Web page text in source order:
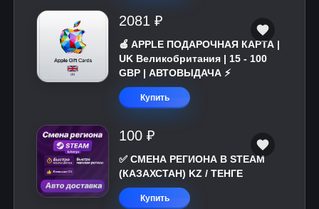
2081 ₽
🍎 APPLE ПОДАРОЧНАЯ КАРТА |
UK Великобритания | 15 - 100
GBP | АВТОВЫДАЧА ⚡️
Купить
100 ₽
✅ СМЕНА РЕГИОНА В STEAM
(КАЗАХСТАН) KZ / ТЕНГЕ
Купить